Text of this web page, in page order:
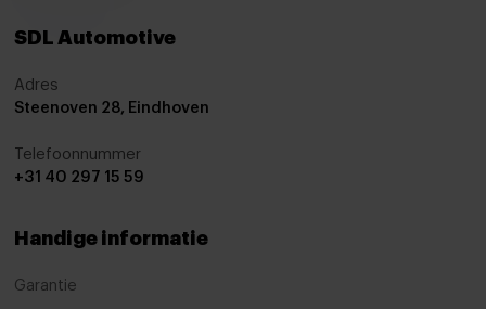
Rondomzicht camera
Stuurwiel multifunctioneel
Achterbank verwarmd
SDL Automotive
Adres
Steenoven 28, Eindhoven
Telefoonnummer
+31 40 297 15 59
Handige informatie
Garantie